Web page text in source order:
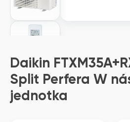
Daikin
Split Perfera W
jednotka